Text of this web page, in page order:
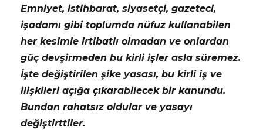
Emniyet, istihbarat, siyasetçi, gazeteci,
işadamı gibi toplumda nüfuz kullanabilen
her kesimle irtibatlı olmadan ve onlardan
güç devşirmeden bu kirli işler asla süremez.
İşte değiştirilen şike yasası, bu kirli iş ve
ilişkileri açığa çıkarabilecek bir kanundu.
Bundan rahatsız oldular ve yasayı
değiştirttiler.